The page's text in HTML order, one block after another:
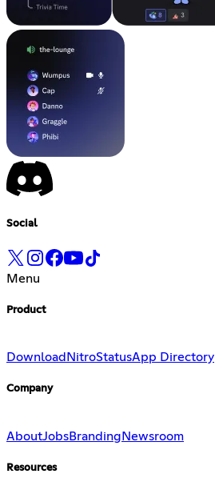
Social
Menu
Product
Download NitroStatusApp Directory
Company
AboutJobsBrandingNewsroom
Resources